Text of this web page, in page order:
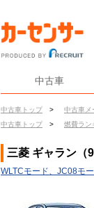
中古車
中古車トップ > 中古車メ
中古車トップ
> 燃費ラン
三菱 ギャラン（
WLTCモード、JC08モ